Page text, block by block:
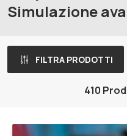
Simulazione
FILTRA PRODOTTI
410